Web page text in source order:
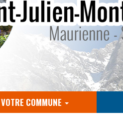
VOTRE COMMUNE